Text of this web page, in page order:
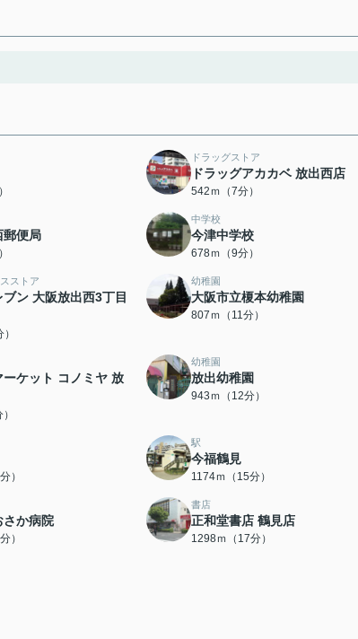
ドラッグストア
ドラッグアカカベ 放出西店
542ｍ（7分）
郵便局
中学校
今津中学校
678ｍ（9分）
ストア
ン 大阪放出西3丁目
幼稚園
大阪市立榎本幼稚園
807ｍ（11分）
ーケット コノミヤ 放
幼稚園
放出幼稚園
943ｍ（12分）
）
駅
今福鶴見
1174ｍ（15分）
さか病院
）
書店
正和堂書店 鶴見店
1298ｍ（17分）